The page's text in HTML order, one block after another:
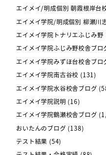
エイメイ/明成個別 朝霞根岸台
エイメイ学院/明成個別 柳瀬川
エイメイ学院トナリエふじみ
エイメイ学院ふじみ野校舎ブロ
エイメイ学院みずほ台校舎ブロ
エイメイ学院南古谷校 (131)
エイメイ学院水谷校舎ブログ
エイメイ学院説明 (16)
エイメイ学院鶴瀬校舎ブログ
おいたんのブログ (138)
テスト結果 (54)